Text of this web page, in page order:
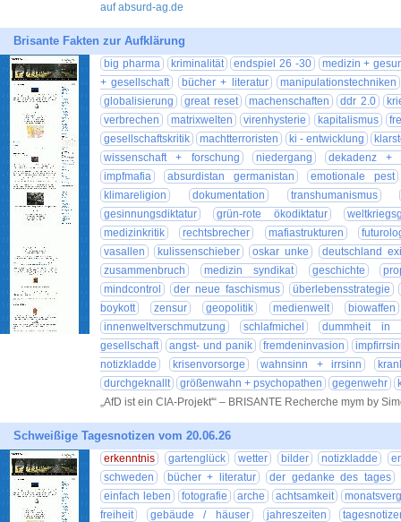
auf absurd-ag.de
Brisante Fakten zur Aufklärung
big pharma kriminalität endspiel 26 -30
medizin +
+ gesellschaft
bücher + literatur
manipulationstechniken
globalisierung
great reset machenschaften ddr 2.0
verbrechen
matrixwelten virenhysterie kapitalismus
gesellschaftskritik
machtterroristen ki - entwicklung
wissenschaft + forschung
niedergang
dekadenz +
impfmafia
absurdistan germanistan
emotionale pest
klimareligion
dokumentation
transhumanismus
gesinnungsdiktatur
grün-rote ökodiktatur
medizinkritik
rechtsbrecher mafiastrukturen
vasallen
kulissenschieber oskar unke
deutschland
zusammenbruch
medizin syndikat geschichte
mindcontrol
der neue faschismus
überlebensstrategie
boykott
zensur geopolitik medienwelt
biowaffen
innenweltverschmutzung
schlafmichel
dummheit in
gesellschaft
angst- und panik fremdeninvasion
notizkladde
krisenvorsorge wahnsinn + irrsinn
durchgeknallt
größenwahn + psychopathen gegenwehr
„AfD ist ein CIA-Projekt'“ – BRISANTE Recherche mym by
Schweißige Tagesnotizen vom 20.06.26
erkenntnis gartenglück wetter bilder notizkladde
schweden
bücher + literatur
der gedanke des tages
einfach leben
fotografie arche achtsamkeit
freiheit
gebäude / häuser jahreszeiten